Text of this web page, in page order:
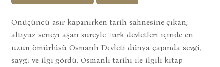
Onüçüncü asır kapanırken tarih sahnesine çıkan,
altıyüz seneyi aşan süreyle Türk devletleri içinde en
uzun ömürlüsü Osmanlı Devleti dünya çapında sevgi,
saygı ve ilgi gördü. Osmanlı tarihi ile ilgili kitap